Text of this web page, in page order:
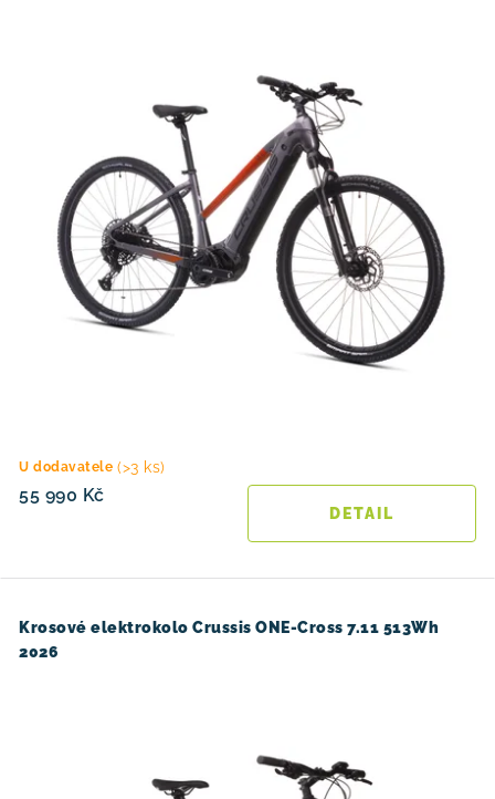
U dodavatele (>3 ks)
55 990 Kč
Krosové elektrokolo Crussis ONE-Cross 7.11 513Wh
2026